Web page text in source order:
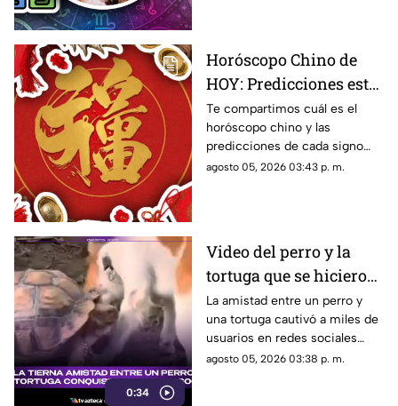
Horóscopo Chino de
HOY: Predicciones este
5 de agosto de 2026
para cada signo del
zodiaco
Te compartimos cuál es el
horóscopo chino y las
predicciones de cada signo
para el día de hoy, miércoles 5
agosto 05, 2026 03:43 p. m.
0:34
Video del perro y la
tortuga que se hicieron
amigos conquista las
redes sociales por su
ternura
La amistad entre un perro y
una tortuga cautivó a miles de
usuarios en redes sociales
gracias a un tierno video viral.
agosto 05, 2026 03:38 p. m.